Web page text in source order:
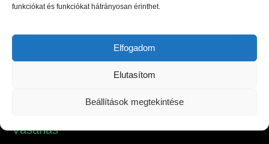
funkciókat és funkciókat hátrányosan érinthet.
Elfogadom
Elutasítom
Beállítások megtekintése
Vásárlás​